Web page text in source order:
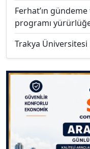
Ferhat’ın
programı
Trakya Üniversitesi